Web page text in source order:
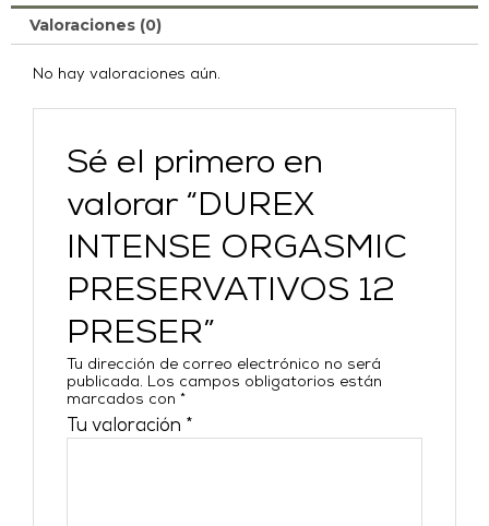
Valoraciones (0)
No hay valoraciones aún.
Sé el primero en
valorar “DUREX
INTENSE ORGASMIC
PRESERVATIVOS 12
PRESER”
Tu dirección de correo electrónico no será
publicada. Los campos obligatorios están
marcados con*
Tu valoración *